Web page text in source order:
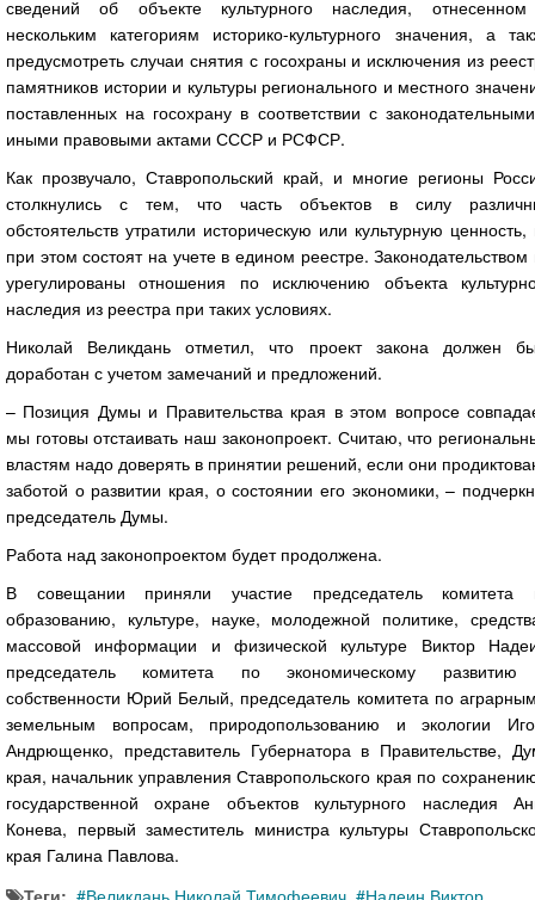
сведений об объекте культурного наследия,
нескольким категориям историко-культурного значения, а
предусмотреть случаи снятия с госохраны и исключения из
памятников истории и культуры регионального и местного
поставленных на госохрану в соответствии с
иными правовыми актами СССР и РСФСР.
Как прозвучало, Ставропольский край, и многие регионы
столкнулись с тем, что часть объектов в силу
обстоятельств утратили историческую или культурную ценность,
при этом состоят на учете в едином реестре. Законодательством
урегулированы отношения по исключению объекта
наследия из реестра при таких условиях.
Николай Великдань отметил, что проект закона должен
доработан с учетом замечаний и предложений.
– Позиция Думы и Правительства края в этом вопросе
мы готовы отстаивать наш законопроект. Считаю, что
властям надо доверять в принятии решений, если они
заботой о развитии края, о состоянии его экономики, –
председатель Думы.
Работа над законопроектом будет продолжена.
В совещании приняли участие председатель комитета
образованию, культуре, науке, молодежной политике,
массовой информации и физической культуре Виктор
председатель комитета по экономическому
собственности Юрий Белый, председатель комитета по
земельным вопросам, природопользованию и экологии
Андрющенко, представитель Губернатора в Правительстве,
края, начальник управления Ставропольского края по
государственной охране объектов культурного наследия
Конева, первый заместитель министра культуры
края Галина Павлова.
Теги:
Великдань Николай Тимофеевич
Надеин Виктор